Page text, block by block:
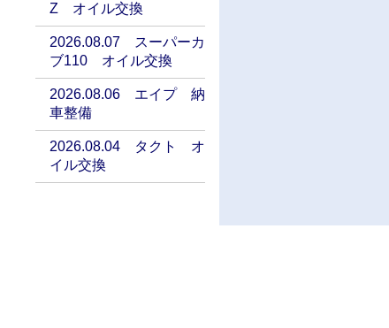
Z オイル交換
2026.08.07 スーパーカ
ブ110 オイル交換
2026.08.06 エイプ 納
車整備
2026.08.04 タクト オ
イル交換